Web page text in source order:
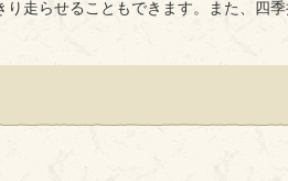
走らせることもできます。また、四